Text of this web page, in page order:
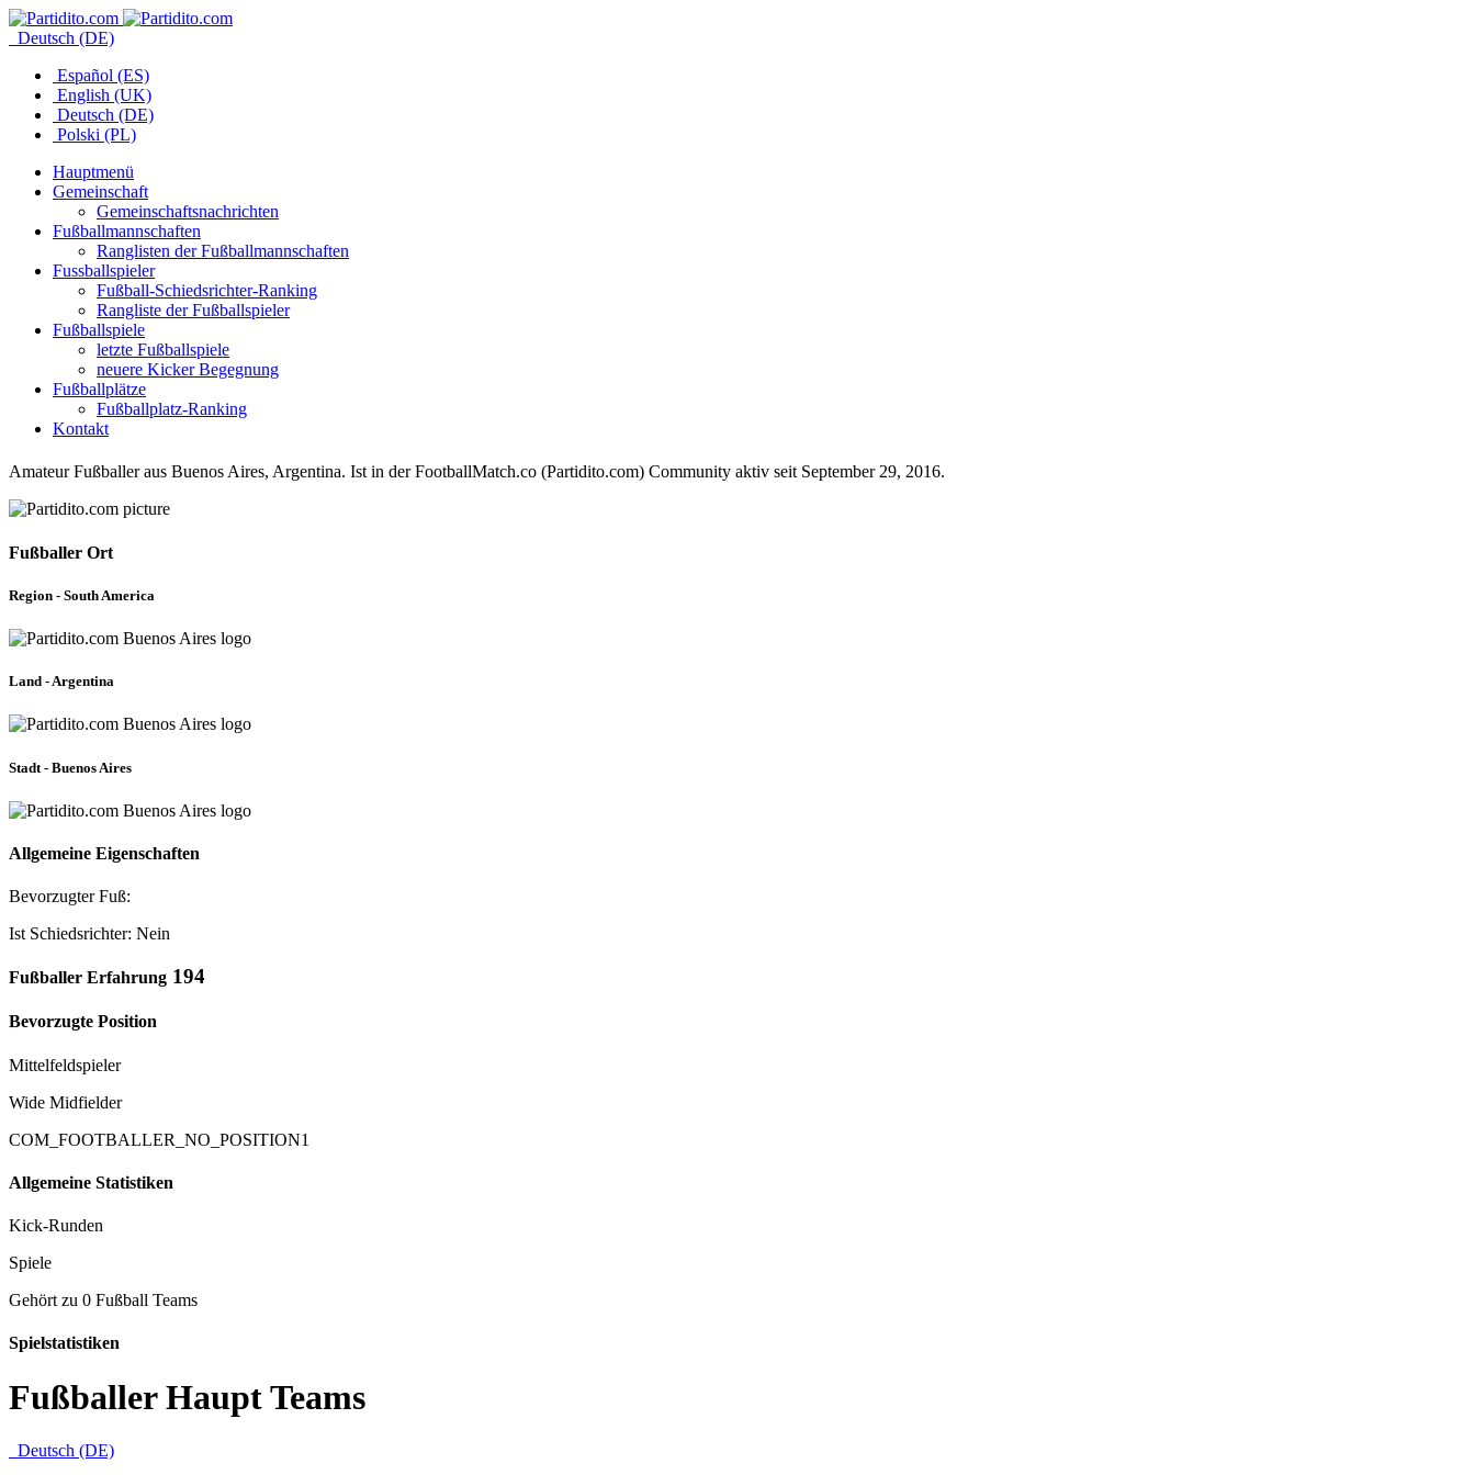
Deutsch (DE)
Español (ES)
English (UK)
Deutsch (DE)
Polski (PL)
Hauptmenü
Gemeinschaft
Gemeinschaftsnachrichten
Fußballmannschaften
Ranglisten der Fußballmannschaften
Fussballspieler
Fußball-Schiedsrichter-Ranking
Rangliste der Fußballspieler
Fußballspiele
letzte Fußballspiele
neuere Kicker Begegnung
Fußballplätze
Fußballplatz-Ranking
Kontakt
Amateur Fußballer aus Buenos Aires, Argentina. Ist in der FootballMatch.co (Partidito.com) Community aktiv seit September 29, 2016.
Fußballer Ort
Region - South America
Land - Argentina
Stadt - Buenos Aires
Allgemeine Eigenschaften
Bevorzugter Fuß:
Ist Schiedsrichter: Nein
Fußballer Erfahrung 194
Bevorzugte Position
Mittelfeldspieler
Wide Midfielder
COM_FOOTBALLER_NO_POSITION1
Allgemeine Statistiken
Kick-Runden
Spiele
Gehört zu 0 Fußball Teams
Spielstatistiken
Fußballer Haupt Teams
Deutsch (DE)